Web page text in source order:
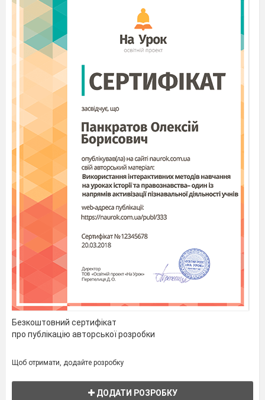
Не вставай нам на дорозі.
Чортиця
Не піду я звідси, ні!
Що ви зробите мені?
Чортиця сідає, закидує ногу на ногу
О, зараз, зроблю дискотеку
І покличу чортенят
Будем всі ми танцювать!
№6 Танець чортів( ангели дивуються,
показують,що так не можна робити)
Чорти танцюють та крадуть мішок з
подарунками, тікають
Ангел.
Ой лишенько, що ж тепер робити?
Подарунки чорти вкрали. Треба їх нам
повернути швиденько. Вирушаймо швидше
друзі в нелегку далеку путь.
Ангели виходять , під тиху музику виходить
нічка і зірочка, танцюють.
Світить місяць, сяють зорі
Безкоштовний сертифікат
про публікацію авторської розробки
Щоб отримати, додайте розробку
ДОДАТИ РОЗРОБКУ